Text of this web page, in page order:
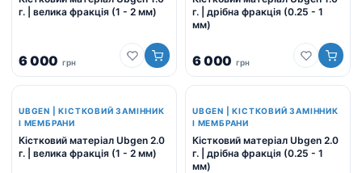
г. | велика фракція (1 - 2 мм)
6 000 грн
г. | дрібна фракція (0.25 - 1
мм)
6 000 грн
UBGEN | КІСТКОВИЙ ЗАМІННИК
І МЕМБРАНИ
Кістковий матеріал Ubgen 2.0
г. | велика фракція (1 - 2 мм)
UBGEN | КІСТКОВИЙ ЗАМІННИК
І МЕМБРАНИ
Кістковий матеріал Ubgen 2.0
г. | дрібна фракція (0.25 - 1
мм)